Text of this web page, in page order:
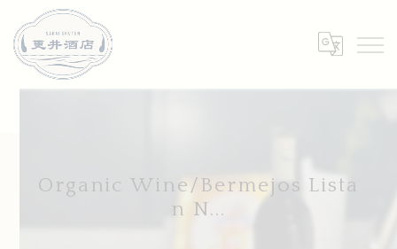
Organic Wine/Bermejos Lista
n N...